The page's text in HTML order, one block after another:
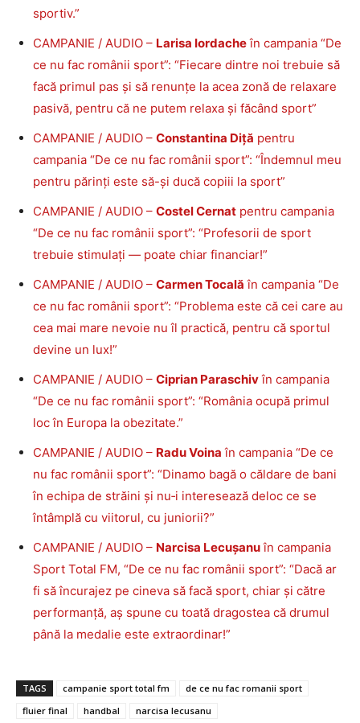
sportiv.”
CAMPANIE / AUDIO – Larisa Iordacheîn campania “De
ce nu fac românii sport”: “Fiecare dintre noi trebuie să
facă primul pas și să renunțe la acea zonă de relaxare
pasivă, pentru că ne putem relaxa și făcând sport”
CAMPANIE / AUDIO – Constantina Diță pentru
campania “De ce nu fac românii sport”: “Îndemnul meu
pentru părinți este să-și ducă copiii la sport”
CAMPANIE / AUDIO – Costel Cernat pentru campania
“De ce nu fac românii sport”: “Profesorii de sport
trebuie stimulați — poate chiar financiar!”
CAMPANIE / AUDIO – Carmen Tocală în campania “De
ce nu fac românii sport”: “Problema este că cei care au
cea mai mare nevoie nu îl practică, pentru că sportul
devine un lux!”
CAMPANIE / AUDIO – Ciprian Paraschivîn campania
“De ce nu fac românii sport”: “România ocupă primul
loc în Europa la obezitate.”
CAMPANIE / AUDIO – Radu Voina în campania “De ce
nu fac românii sport”: “Dinamo bagă o căldare de bani
în echipa de străini și nu‑i interesează deloc ce se
întâmplă cu viitorul, cu juniorii?”
CAMPANIE / AUDIO – Narcisa Lecușanuîn campania
Sport Total FM, “De ce nu fac românii sport”: “Dacă ar
fi să încurajez pe cineva să facă sport, chiar și către
performanță, aș spune cu toată dragostea că drumul
până la medalie este extraordinar!”
TAGS campanie sport total fm
de ce nu fac romanii sport
fluier final
handbal narcisa lecusanu